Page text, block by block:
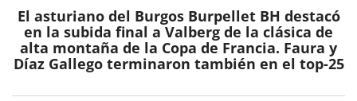
El asturiano del Burgos Burpellet BH destacó
en la subida final a Valberg de la clásica de
alta montaña de la Copa de Francia. Faura y
Díaz Gallego terminaron también en el top-25